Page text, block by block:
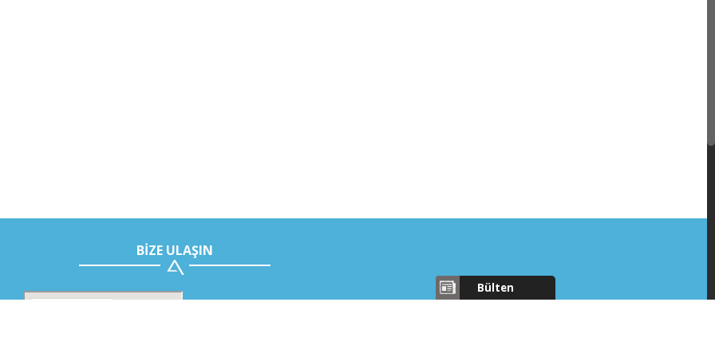
BİZE ULAŞIN
Teknoloji Merkezi
Bülten